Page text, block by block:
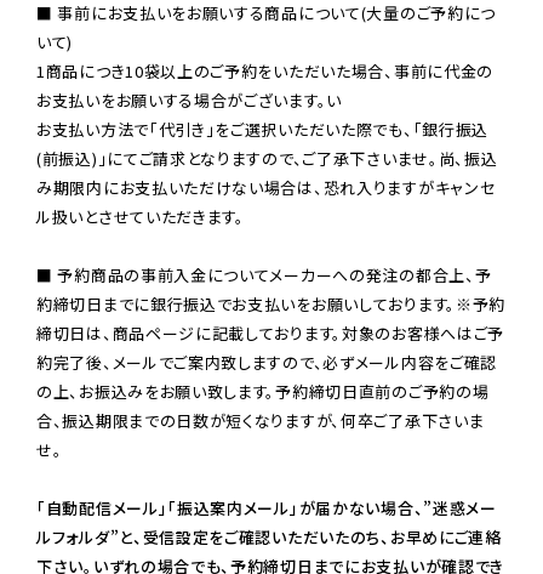
■ 事前にお支払いをお願いする商品について(大量のご予約につ
いて)
1商品につき10袋以上のご予約をいただいた場合、事前に代金の
お支払いをお願いする場合がございます。い
お支払い方法で「代引き」をご選択いただいた際でも、「銀行振込
(前振込)」にてご請求となりますので、ご了承下さいませ。尚、振込
み期限内にお支払いただけない場合は、恐れ入りますがキャンセ
ル扱いとさせていただきます。
■ 予約商品の事前入金についてメーカーへの発注の都合上、予
約締切日までに銀行振込でお支払いをお願いしております。※予約
締切日は、商品ページに記載しております。対象のお客様へはご予
約完了後、メールでご案内致しますので、必ずメール内容をご確認
の上、お振込みをお願い致します。予約締切日直前のご予約の場
合、振込期限までの日数が短くなりますが、何卒ご了承下さいま
せ。
「自動配信メール」「振込案内メール」が届かない場合、”迷惑メー
ルフォルダ”と、受信設定をご確認いただいたのち、お早めにご連絡
下さい。いずれの場合でも、予約締切日までにお支払いが確認でき